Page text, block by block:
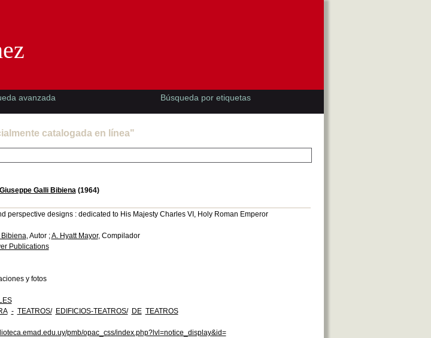
catalogada en línea"
Giuseppe Galli Bibiena(1964)
perspective designs : dedicated to His Majesty Charles VI, Holy Roman Emperor
, Autor ;A. Hyatt Mayor, Compilador
Publications
y fotos
- TEATROS/ EDIFICIOS-TEATROS/ DE TEATROS
pmb/opac_css/index.php?lvl=notice_display&id=
avanzada Búsqueda por etiquetas